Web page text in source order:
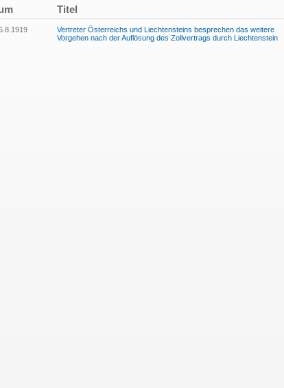
Titel
Vertreter Österreichs und Liechtensteins besprechen das weitere
Vorgehen nach der Auflösung des Zollvertrags durch Liechtenstein